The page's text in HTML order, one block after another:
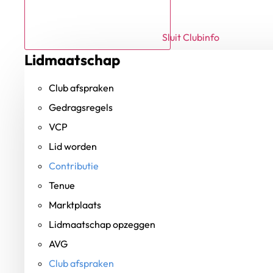
Sluit Clubinfo
Lidmaatschap
Club afspraken
Gedragsregels
VCP
Lid worden
Contributie
Tenue
Marktplaats
Lidmaatschap opzeggen
AVG
Club afspraken